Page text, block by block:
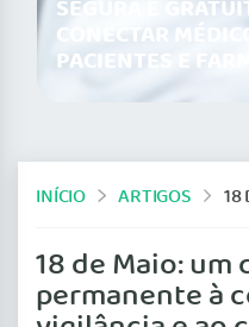
SEGURA E
CONECTAR
PACIENTES E
INÍCIO ARTIGOS 18 DE MAIO:
18 de Maio: um
permanente à